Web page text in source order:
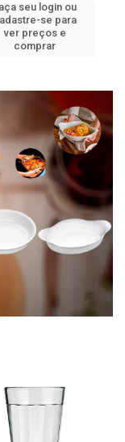
seu login ou
se para
ver preços e
comprar